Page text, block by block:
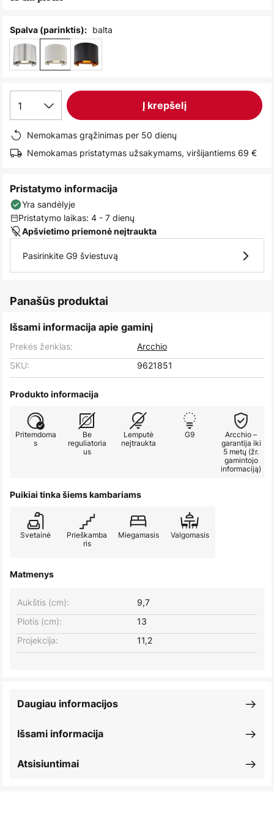
images
Spalva (parinktis): balta
1 Į krepšelį
Nemokamas grąžinimas per 50 dienų
Nemokamas pristatymas užsakymams, viršijantiems 69 €
Pristatymo informacija
Yra sandėlyje
Pristatymo laikas: 4 - 7 dienų
Apšvietimo priemonė neįtraukta
Pasirinkite G9 šviestuvą
Panašūs produktai
Išsami informacija apie gaminį
Prekės ženklas:
Arcchio
SKU:
9621851
Produkto informacija
Pritemdoma
s
Be
reguliatoria
us
Lemputė
neįtraukta
G9
Arcchio –
garantija iki
5 metų (žr.
gamintojo
informaciją)
Puikiai tinka šiems kambariams
Svetainė
Prieškamba
ris
Miegamasis Valgomasis
Matmenys
Plotis (cm): 13
Aukštis (cm): 9,7
Projekcija: 11,2
Išsami informacija
Daugiau informacijos
Atsisiuntimai